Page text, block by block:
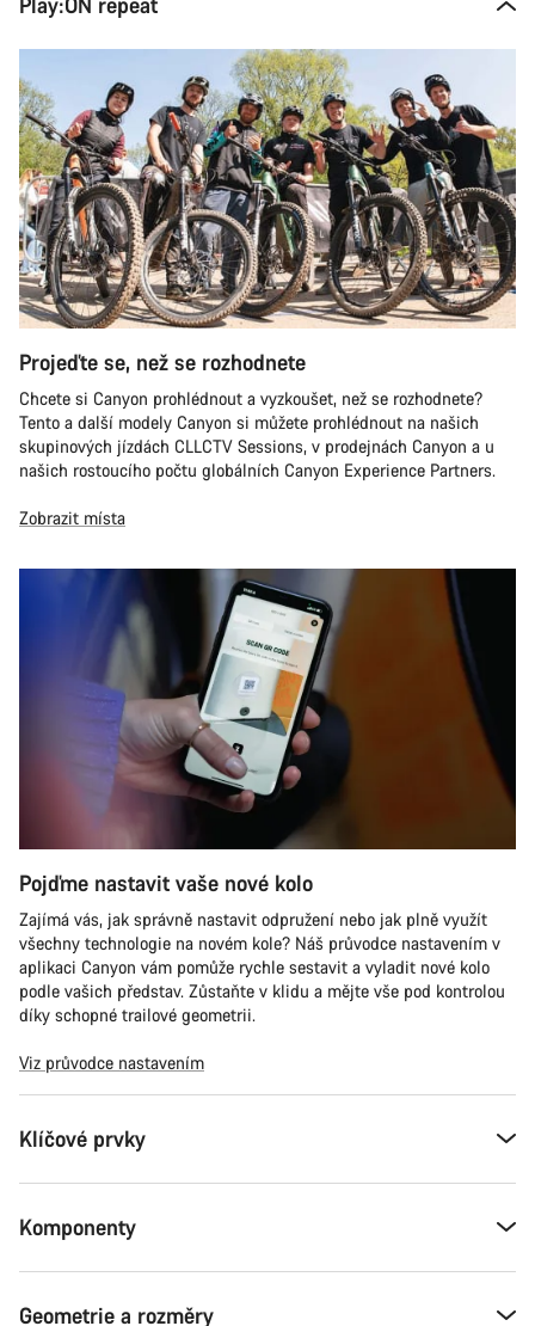
Projeďte se, než se rozhodnete
Chcete si Canyon prohlédnout a vyzkoušet, než se rozhodnete?
Tento a další modely Canyon si můžete prohlédnout na našich
skupinových jízdách CLLCTV Sessions, v prodejnách Canyon a u
našich rostoucího počtu globálních Canyon Experience Partners.
Zobrazit místa
Pojďme nastavit vaše nové kolo
Zajímá vás, jak správně nastavit odpružení nebo jak plně využít
všechny technologie na novém kole? Náš průvodce nastavením v
aplikaci Canyon vám pomůže rychle sestavit a vyladit nové kolo
podle vašich představ. Zůstaňte v klidu a mějte vše pod kontrolou
díky schopné trailové geometrii.
Viz průvodce nastavením
Klíčové prvky
Komponenty
Geometrie a rozměry